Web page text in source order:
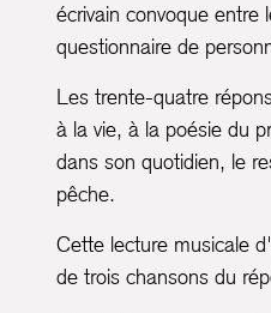
écrivain convoque
questionnaire de
Les trente-quatre
à la vie, à la poésie du
dans son quotidien, le
pêche.
Cette lecture musicale
de trois chansons du